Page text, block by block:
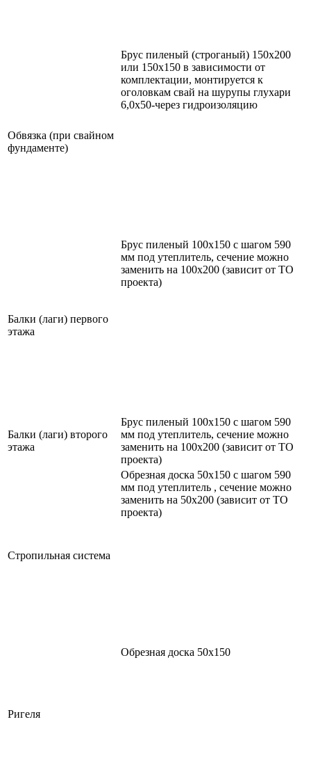
Обвязка (при свайном
фундаменте)
Брус пиленый (строганый) 150х200
или 150х150 в зависимости от
комплектации, монтируется к
оголовкам свай на шурупы глухари
6,0х50-через гидроизоляцию
Балки (лаги) первого
этажа
Брус пиленый 100х150 с шагом 590
мм под утеплитель, сечение можно
заменить на 100х200 (зависит от ТО
проекта)
Балки (лаги) второго
этажа
Брус пиленый 100х150 с шагом 590
мм под утеплитель, сечение можно
заменить на 100х200 (зависит от ТО
проекта)
Стропильная система
Обрезная доска 50х150 с шагом 590
мм под утеплитель , сечение можно
заменить на 50х200 (зависит от ТО
проекта)
Ригеля
Обрезная доска 50х150